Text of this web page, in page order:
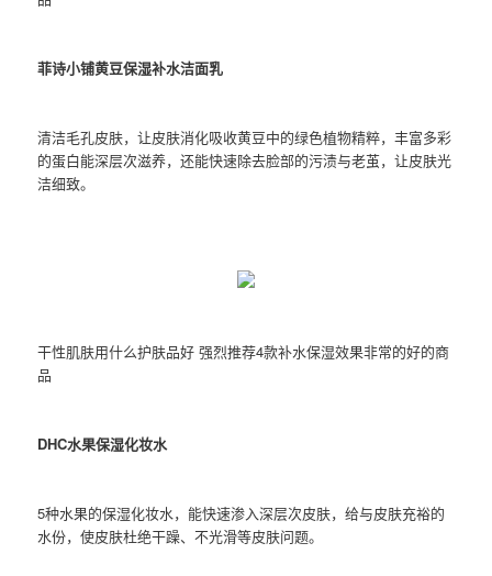
菲诗小铺黄豆保湿补水洁面乳
清洁毛孔皮肤，让皮肤消化吸收黄豆中的绿色植物精粹，丰富多彩
的蛋白能深层次滋养，还能快速除去脸部的污渍与老茧，让皮肤光
洁细致。
干性肌肤用什么护肤品好 强烈推荐4款补水保湿效果非常的好的商
品
DHC水果保湿化妆水
5种水果的保湿化妆水，能快速渗入深层次皮肤，给与皮肤充裕的
水份，使皮肤杜绝干躁、不光滑等皮肤问题。